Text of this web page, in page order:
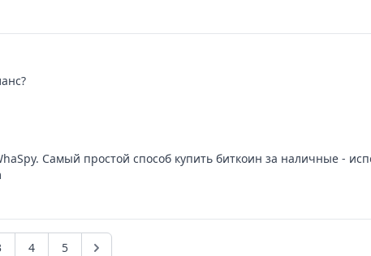
Самый простой способ купить биткоин за наличные -
4 5